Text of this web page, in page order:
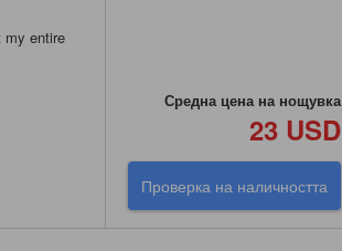
my entire
Средна цена на нощувка
23 USD
Проверка на наличността